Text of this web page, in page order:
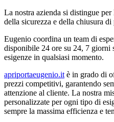
La nostra azienda si distingue
della sicurezza e della chiusura di
Eugenio coordina un team di
disponibile 24 ore su 24, 7 giorni
esigenze in qualsiasi momento.
apriportaeugenio.it è in grado di
prezzi competitivi, garantendo
attenzione al cliente. La nostra
personalizzate per ogni tipo di
sempre la massima efficienza e